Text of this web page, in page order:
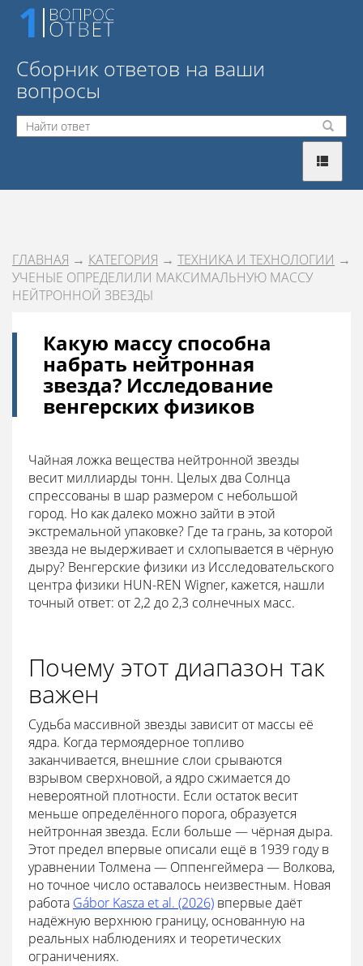
Сборник ответов на ваши
вопросы
ГЛАВНАЯ → КАТЕГОРИЯ → ТЕХНИКА И ТЕХНОЛОГИИ →
УЧЕНЫЕ ОПРЕДЕЛИЛИ МАКСИМАЛЬНУЮ МАССУ
НЕЙТРОННОЙ ЗВЕЗДЫ
Какую массу способна
набрать нейтронная
звезда? Исследование
венгерских физиков
Чайная ложка вещества нейтронной звезды
весит миллиарды тонн. Целых два Солнца
спрессованы в шар размером с небольшой
город. Но как далеко можно зайти в этой
экстремальной упаковке? Где та грань, за которой
звезда не выдерживает и схлопывается в чёрную
дыру? Венгерские физики из Исследовательского
центра физики HUN-REN Wigner, кажется, нашли
точный ответ: от 2,2 до 2,3 солнечных масс.
Почему этот диапазон так
важен
Судьба массивной звезды зависит от массы её
ядра. Когда термоядерное топливо
заканчивается, внешние слои срываются
взрывом сверхновой, а ядро сжимается до
невероятной плотности. Если остаток весит
меньше определённого порога, образуется
нейтронная звезда. Если больше — чёрная дыра.
Этот предел впервые описали ещё в 1939 году в
уравнении Толмена — Оппенгеймера — Волкова,
но точное число оставалось неизвестным. Новая
работа Gábor Kasza et al. (2026) впервые даёт
надёжную верхнюю границу, основанную на
реальных наблюдениях и теоретических
ограничениях.